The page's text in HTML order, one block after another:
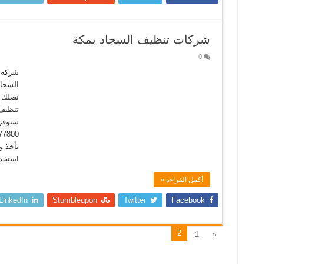
شركات تنظيف السجاد بمكة
0
شركة
نصلك
يأخذ
أكمل القراءة »
Facebook
Twitter
Stumbleupon
LinkedIn
«
1
2